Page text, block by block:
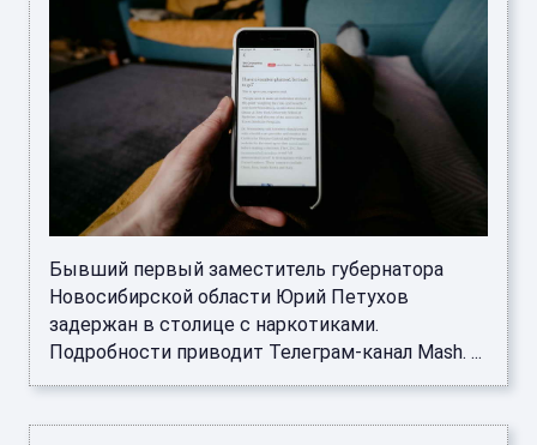
Бывший первый заместитель губернатора
Новосибирской области Юрий Петухов
задержан в столице с наркотиками.
Подробности приводит Телеграм-канал Mash. ...